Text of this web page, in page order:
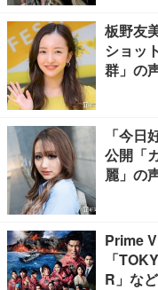
板野友
ショッ
群」の
「今
公開「
麗」の
Prime
「
R」など